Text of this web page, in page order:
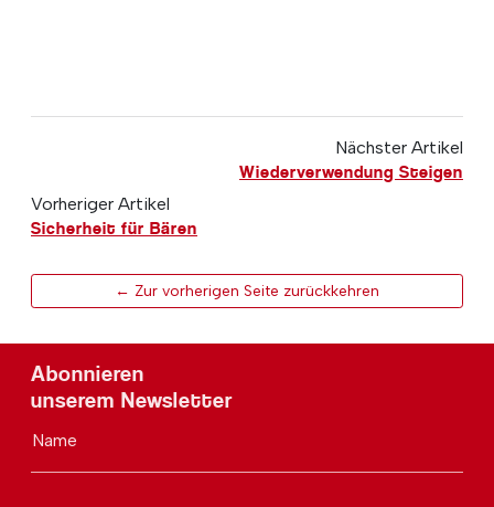
Nächster Artikel
Wiederverwendung Steigen
Vorheriger Artikel
Sicherheit für Bären
← Zur vorherigen Seite zurückkehren
Abonnieren
unserem Newsletter
Name